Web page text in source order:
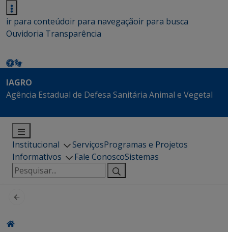
ir para conteúdoir para navegaçãoir para busca
Ouvidoria Transparência
IAGRO
Agência Estadual de Defesa Sanitária Animal e Vegetal
Institucional ServiçosProgramas e Projetos
Informativos
Fale ConoscoSistemas
Pesquisar
por: